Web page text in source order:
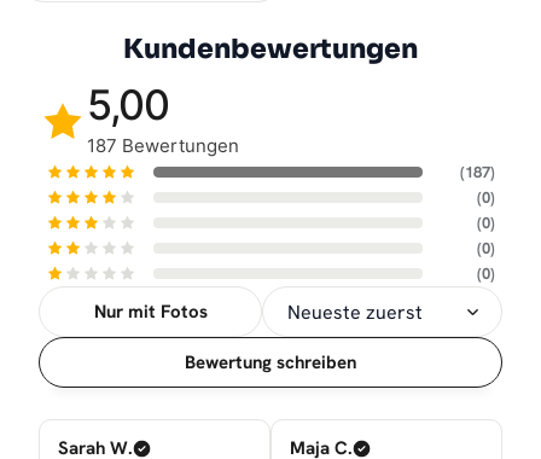
Kundenbewertungen
5,00
187 Bewertungen
(187)
(0)
(0)
(0)
(0)
Nur mit Fotos
Sortierung
Bewertung schreiben
Sarah W.
Maja C.